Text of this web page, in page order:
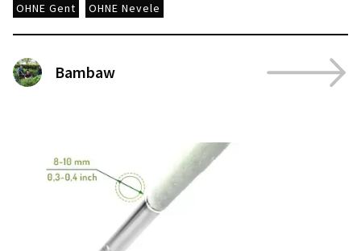
OHNE Gent OHNE Nevele
Bambaw